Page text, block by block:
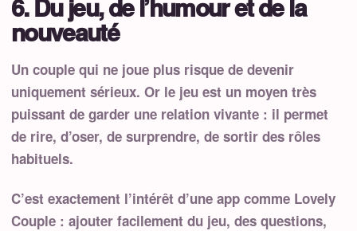
nouveauté
Un couple qui ne joue plus risque de devenir
uniquement sérieux. Or le jeu est un moyen très
puissant de garder une relation vivante : il permet
de rire, d’oser, de surprendre, de sortir des rôles
habituels.
C’est exactement l’intérêt d’une app comme Lovely
Couple : ajouter facilement du jeu, des questions,